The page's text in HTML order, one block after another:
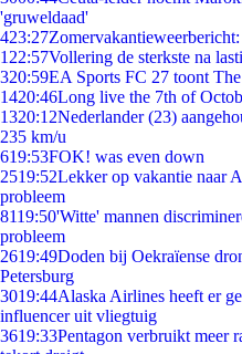
'gruweldaad'
423:27
1 22:57Vollering de sterkste na
320:59EA Sports FC 27 toont
1420:46Long live the 7th of
1320:12Nederlander (23)
235 km/u
619:53FOK! was even down
2519:52Lekker op vakantie naar
probleem
8119:50'Witte' mannen
probleem
2619:49Doden bij Oekraïense
Petersburg
3019:44Alaska Airlines heeft er
influencer uit vliegtuig
3619:33Pentagon verbruikt meer